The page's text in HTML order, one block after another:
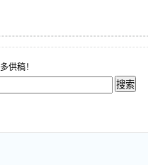
供稿！